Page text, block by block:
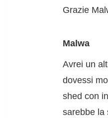
Grazie
Malwa
Avrei un
dovessi
shed con
sarebbe la